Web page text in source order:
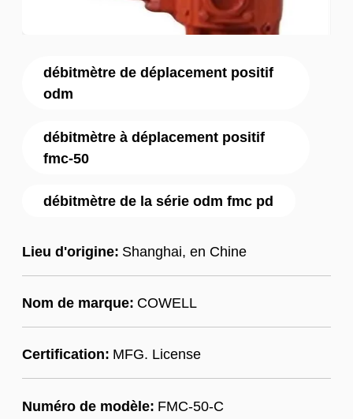
débitmètre de déplacement positif
odm
débitmètre à déplacement positif
fmc-50
débitmètre de la série odm fmc pd
Lieu d'origine: Shanghai, en Chine
Nom de marque: COWELL
Certification: MFG. License
Numéro de modèle: FMC-50-C